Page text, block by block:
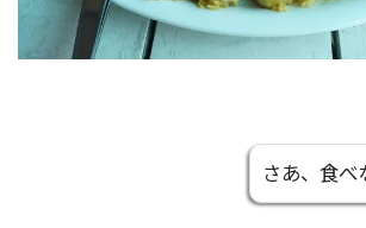
さあ、食べ